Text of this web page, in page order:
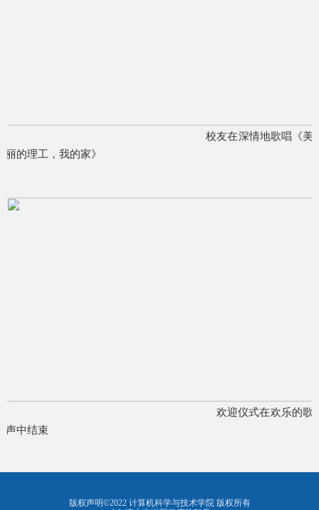
校友在深情地歌唱《美
丽的理工，我的家》
欢迎仪式在欢乐的歌
声中结束
版权声明©2022 计算机科学与技术学院 版权所有